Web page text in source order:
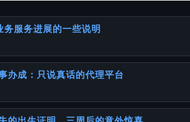
服务进展的一些说明
办成：只说真话的代理平台